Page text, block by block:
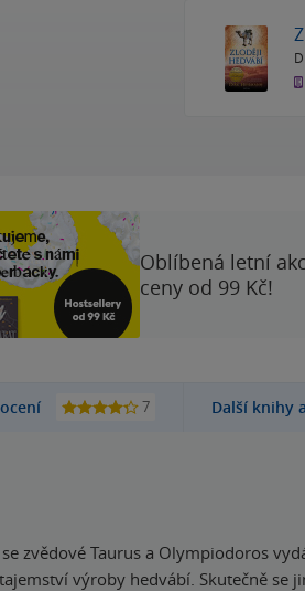
Oblíbená letní
ceny od 99 Kč!
7 Další knihy
zvědové Taurus a Olympiodoros
výroby hedvábí. Skutečně se